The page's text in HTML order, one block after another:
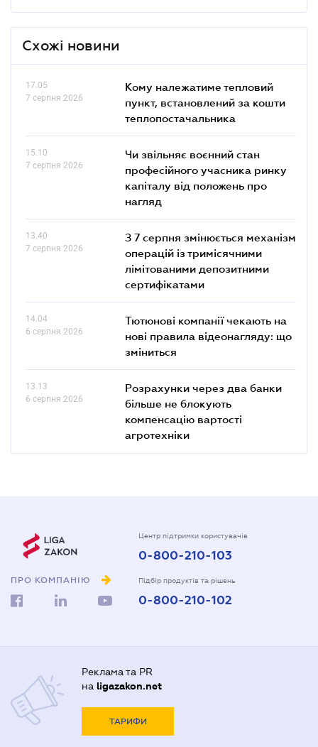
Схожі новини
17.05
7 серпня 2026
Кому належатиме тепловий
пункт, встановлений за кошти
теплопостачальника
15.10
7 серпня 2026
Чи звільняє воєнний стан
професійного учасника ринку
капіталу від положень про
нагляд
13.40
7 серпня 2026
З 7 серпня змінюється механізм
операцій із тримісячними
лімітованими депозитними
сертифікатами
14.04
6 серпня 2026
Тютюнові компанії чекають на
нові правила відеонагляду: що
зміниться
13.13
6 серпня 2026
Розрахунки через два банки
більше не блокують
компенсацію вартості
агротехніки
ПРО КОМПАНІЮ
Центр підтримки користувачів
0-800-210-103
Підбір продуктів та рішень
0-800-210-102
Реклама та PR
на ligazakon.net
ТАРИФИ